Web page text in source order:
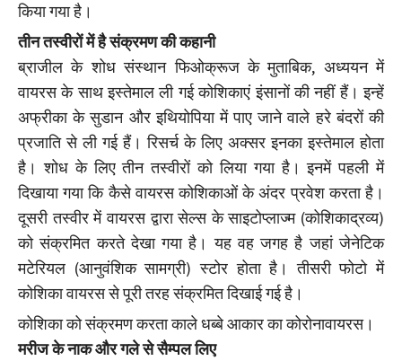
किया गया है।
तीन तस्वीरों में है संक्रमण की कहानी
ब्राजील के शोध संस्थान फिओक्रूज के मुताबिक, अध्ययन में
वायरस के साथ इस्तेमाल ली गई कोशिकाएं इंसानों की नहीं हैं। इन्हें
अफ्रीका के सुडान और इथियोपिया में पाए जाने वाले हरे बंदरों की
प्रजाति से ली गई हैं। रिसर्च के लिए अक्सर इनका इस्तेमाल होता
है। शोध के लिए तीन तस्वीरों को लिया गया है। इनमें पहली में
दिखाया गया कि कैसे वायरस कोशिकाओं के अंदर प्रवेश करता है।
दूसरी तस्वीर में वायरस द्वारा सेल्स के साइटोप्लाज्म (कोशिकाद्रव्य)
को संक्रमित करते देखा गया है। यह वह जगह है जहां जेनेटिक
मटेरियल (आनुवंशिक सामग्री) स्टोर होता है। तीसरी फोटो में
कोशिका वायरस से पूरी तरह संक्रमित दिखाई गई है।
कोशिका को संक्रमण करता काले धब्बे आकार का कोरोनावायरस।
मरीज के नाक और गले से सैम्पल लिए